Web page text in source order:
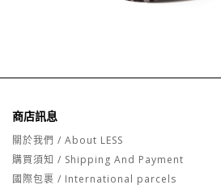
商店訊息
關於我們 / About LESS
購買須知 / Shipping And Payment
國際包裹 / International parcels